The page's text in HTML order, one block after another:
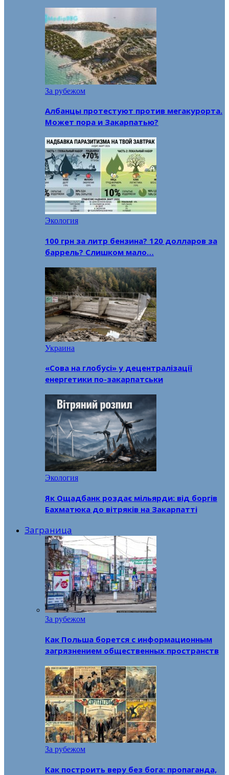
За рубежом
Албанцы протестуют против мегакурорта.
Может пора и Закарпатью?
Экология
100 грн за литр бензина? 120 долларов за
баррель? Слишком мало…
Украина
«Сова на глобусі» у децентралізації
енергетики по-закарпатськи
Экология
Як Ощадбанк роздає мільярди: від боргів
Бахматюка до вітряків на Закарпатті
Заграница
За рубежом
Как Польша борется с информационным
загрязнением общественных пространств
За рубежом
Как построить веру без бога: пропаганда,